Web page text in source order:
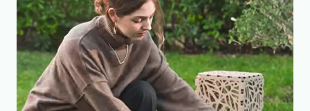
4 Projekty
Modułowe stoiska wystawiennicze i stoiska
eventowe